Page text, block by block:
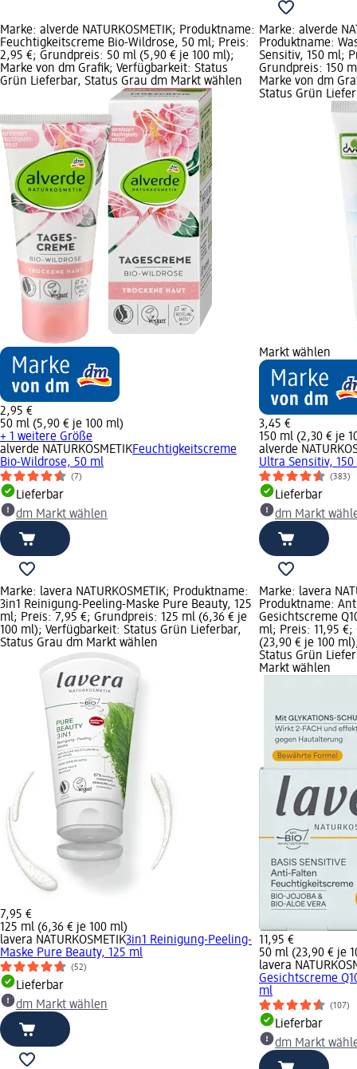
Marke: alverde NATURKOSMETIK; Produktname:
Feuchtigkeitscreme Bio-Wildrose, 50 ml; Preis:
2,95 €; Grundpreis: 50 ml (5,90 € je 100 ml);
Marke von dm Grafik; Verfügbarkeit: Status
Grün Lieferbar, Status Grau dm Markt wählen
2,95 €
50 ml (5,90 € je 100 ml)
+ 1 weitere Größe
alverde NATURKOSMETIKFeuchtigkeitscreme
Bio-Wildrose, 50 ml
(7)
Lieferbar
dm Markt wählen
Marke: alverde
Produktname:
Sensitiv, 150 ml;
Grundpreis: 150
Marke von dm
Status Grün
Markt wählen
3,45 €
150 ml (2,30 € je
alverde
Ultra Sensitiv,
(383)
Lieferbar
dm Markt
Marke: lavera NATURKOSMETIK; Produktname:
3in1 Reinigung-Peeling-Maske Pure Beauty, 125
ml; Preis: 7,95 €; Grundpreis: 125 ml (6,36 € je
100 ml); Verfügbarkeit: Status Grün Lieferbar,
Status Grau dm Markt wählen
7,95 €
125 ml (6,36 € je 100 ml)
lavera NATURKOSMETIK3in1 Reinigung-Peeling-
Maske Pure Beauty, 125 ml
(52)
Lieferbar
dm Markt wählen
Marke: lavera
Produktname:
Gesichtscreme
ml; Preis: 11,95
(23,90 € je 100
Status Grün
Markt wählen
11,95 €
50 ml (23,90 € je
lavera
Gesichtscreme
ml
(107)
Lieferbar
dm Markt